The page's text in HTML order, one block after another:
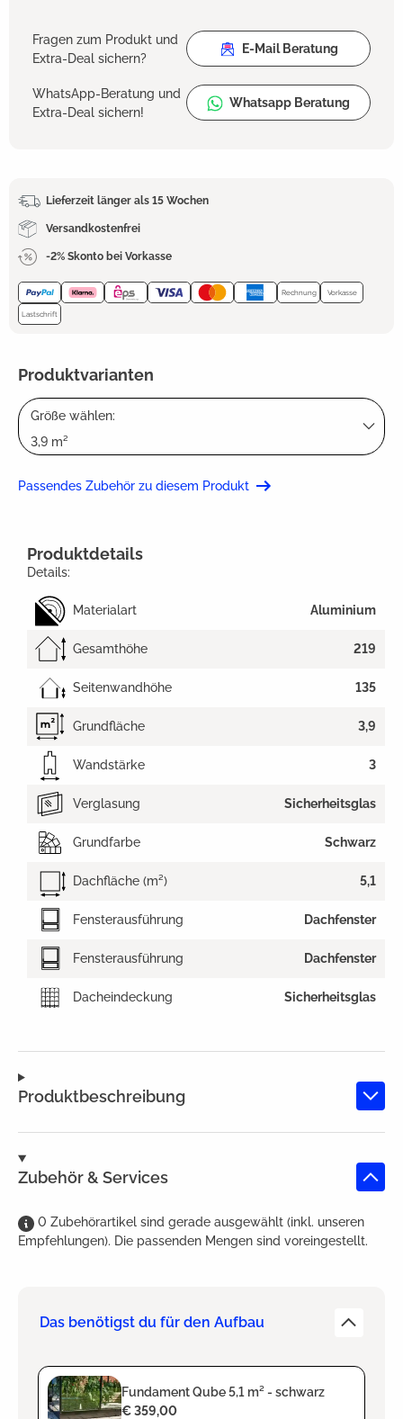
Fragen zum Produkt und
Extra-Deal sichern?
E-Mail Beratung
WhatsApp-Beratung und
Extra-Deal sichern!
Whatsapp Beratung
Lieferzeit länger als 15 Wochen
Versandkostenfrei
-2% Skonto bei Vorkasse
Rechnung Vorkasse
Lastschrift
Produktvarianten
Größe wählen:
3,9 m²
Passendes Zubehör zu diesem Produkt
Produktbeschreibung
Zubehör & Services
0 Zubehörartikel sind gerade ausgewählt (inkl. unseren
Empfehlungen). Die passenden Mengen sind voreingestellt.
Das benötigst du für den Aufbau
Fundament Qube 5,1 m² - schwarz
€ 359,00
Produktdetails
Details:
Materialart Aluminium
Gesamthöhe 219
Seitenwandhöhe 135
Grundfläche 3,9
Wandstärke 3
Verglasung Sicherheitsglas
Grundfarbe Schwarz
Dachfläche (m²) 5,1
Fensterausführung Dachfenster
Fensterausführung Dachfenster
Dacheindeckung Sicherheitsglas